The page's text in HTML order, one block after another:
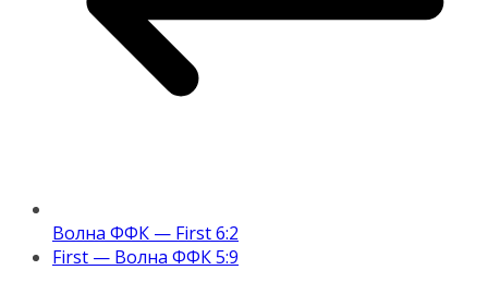
Волна ФФК — First 6:2
First — Волна ФФК 5:9